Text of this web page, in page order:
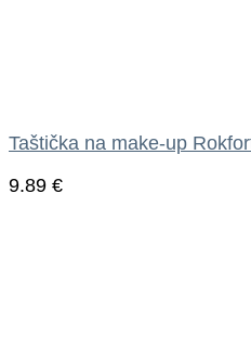
Taštička na make-up
9.89 €